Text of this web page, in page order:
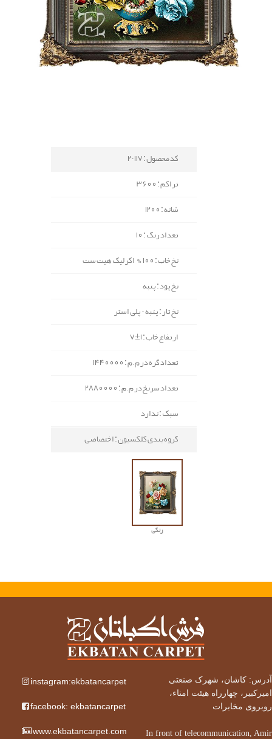
کد محصول : 117-2
تراکم : 3600
شانه : 1200
تعداد رنگ : 10
نخ خاب : 100% اکرلیک هیت ست
نخ پود : پنبه
نخ تار : پنبه - پلی استر
ارتفاع خاب : 1±7
تعداد گره در م.م : 1440000
تعداد سرنخ در م.م : 2880000
سبک : ندارد
گروه بندی کلکسیون : اختصاصی
رنگی
آدرس: کاشان، شهرک صنعتی
امیرکبیر، چهارراه هیئت امناء،
روبروی مخابرات
In front of telecommunication, Amir
instagram:ekbatancarpet
facebook: ekbatancarpet
www.ekbatancarpet.com